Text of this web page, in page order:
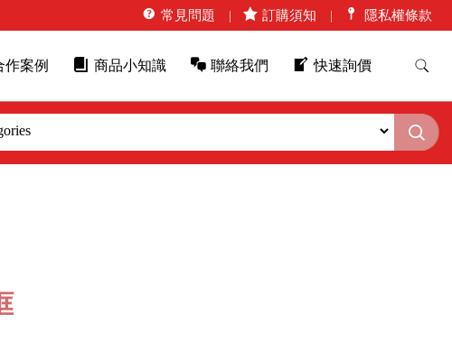
常見問題 訂購須知 隱私權條款
作案例 商品小知識 聯絡我們 快速詢價